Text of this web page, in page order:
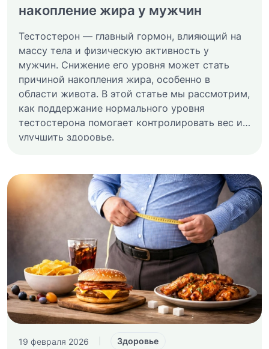
накопление жира у мужчин
Тестостерон — главный гормон, влияющий на
массу тела и физическую активность у
мужчин. Снижение его уровня может стать
причиной накопления жира, особенно в
области живота. В этой статье мы рассмотрим,
как поддержание нормального уровня
тестостерона помогает контролировать вес и
улучшить здоровье.
19 февраля 2026 Здоровье